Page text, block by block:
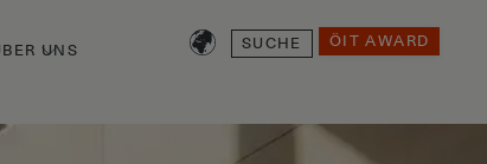
UNS SUCHE ÖIT AWARD